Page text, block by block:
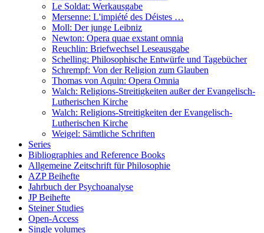
Le Soldat: Werkausgabe
Mersenne: L'impiété des Déistes …
Moll: Der junge Leibniz
Newton: Opera quae exstant omnia
Reuchlin: Briefwechsel Leseausgabe
Schelling: Philosophische Entwürfe und Tagebücher
Schrempf: Von der Religion zum Glauben
Thomas von Aquin: Opera Omnia
Walch: Religions-Streitigkeiten außer der Evangelisch-
Lutherischen Kirche
Walch: Religions-Streitigkeiten der Evangelisch-
Lutherischen Kirche
Weigel: Sämtliche Schriften
Series
Bibliographies and Reference Books
Allgemeine Zeitschrift für Philosophie
AZP Beihefte
Jahrbuch der Psychoanalyse
JP Beihefte
Steiner Studies
Open-Access
Single volumes